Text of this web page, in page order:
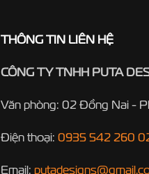
THÔNG TIN LIÊN HỆ
CÔNG TY TNHH PUTA
Văn phòng: 02 Đồng Nai -
Điện thoại: 0935 542 260
Email: